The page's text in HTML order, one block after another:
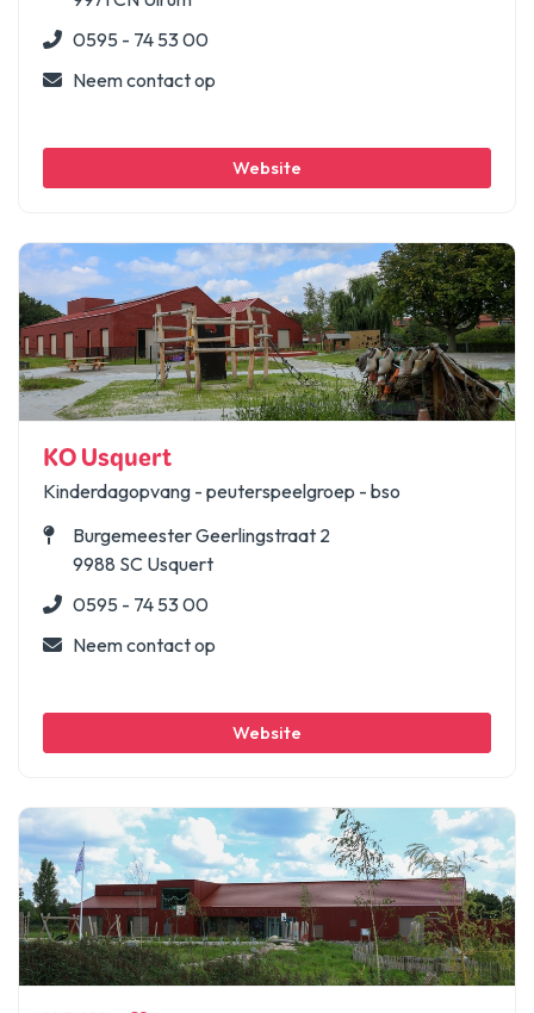
0595 - 74 53 00
Neem contact op
Website
KO Usquert
Kinderdagopvang - peuterspeelgroep - bso
Burgemeester Geerlingstraat 2
9988 SC Usquert
0595 - 74 53 00
Neem contact op
Website